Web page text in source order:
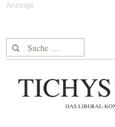
Suche nach: